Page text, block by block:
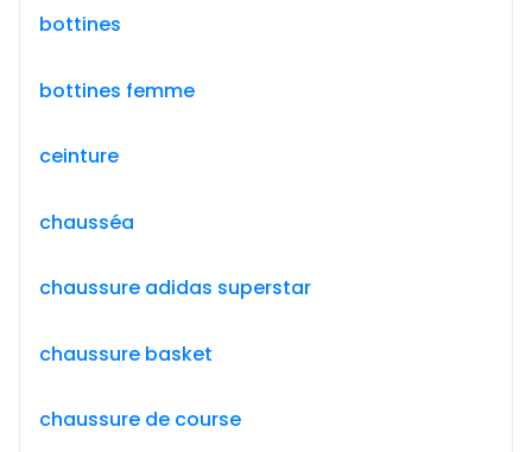
bottines
bottines femme
ceinture
chausséa
chaussure adidas superstar
chaussure basket
chaussure de course